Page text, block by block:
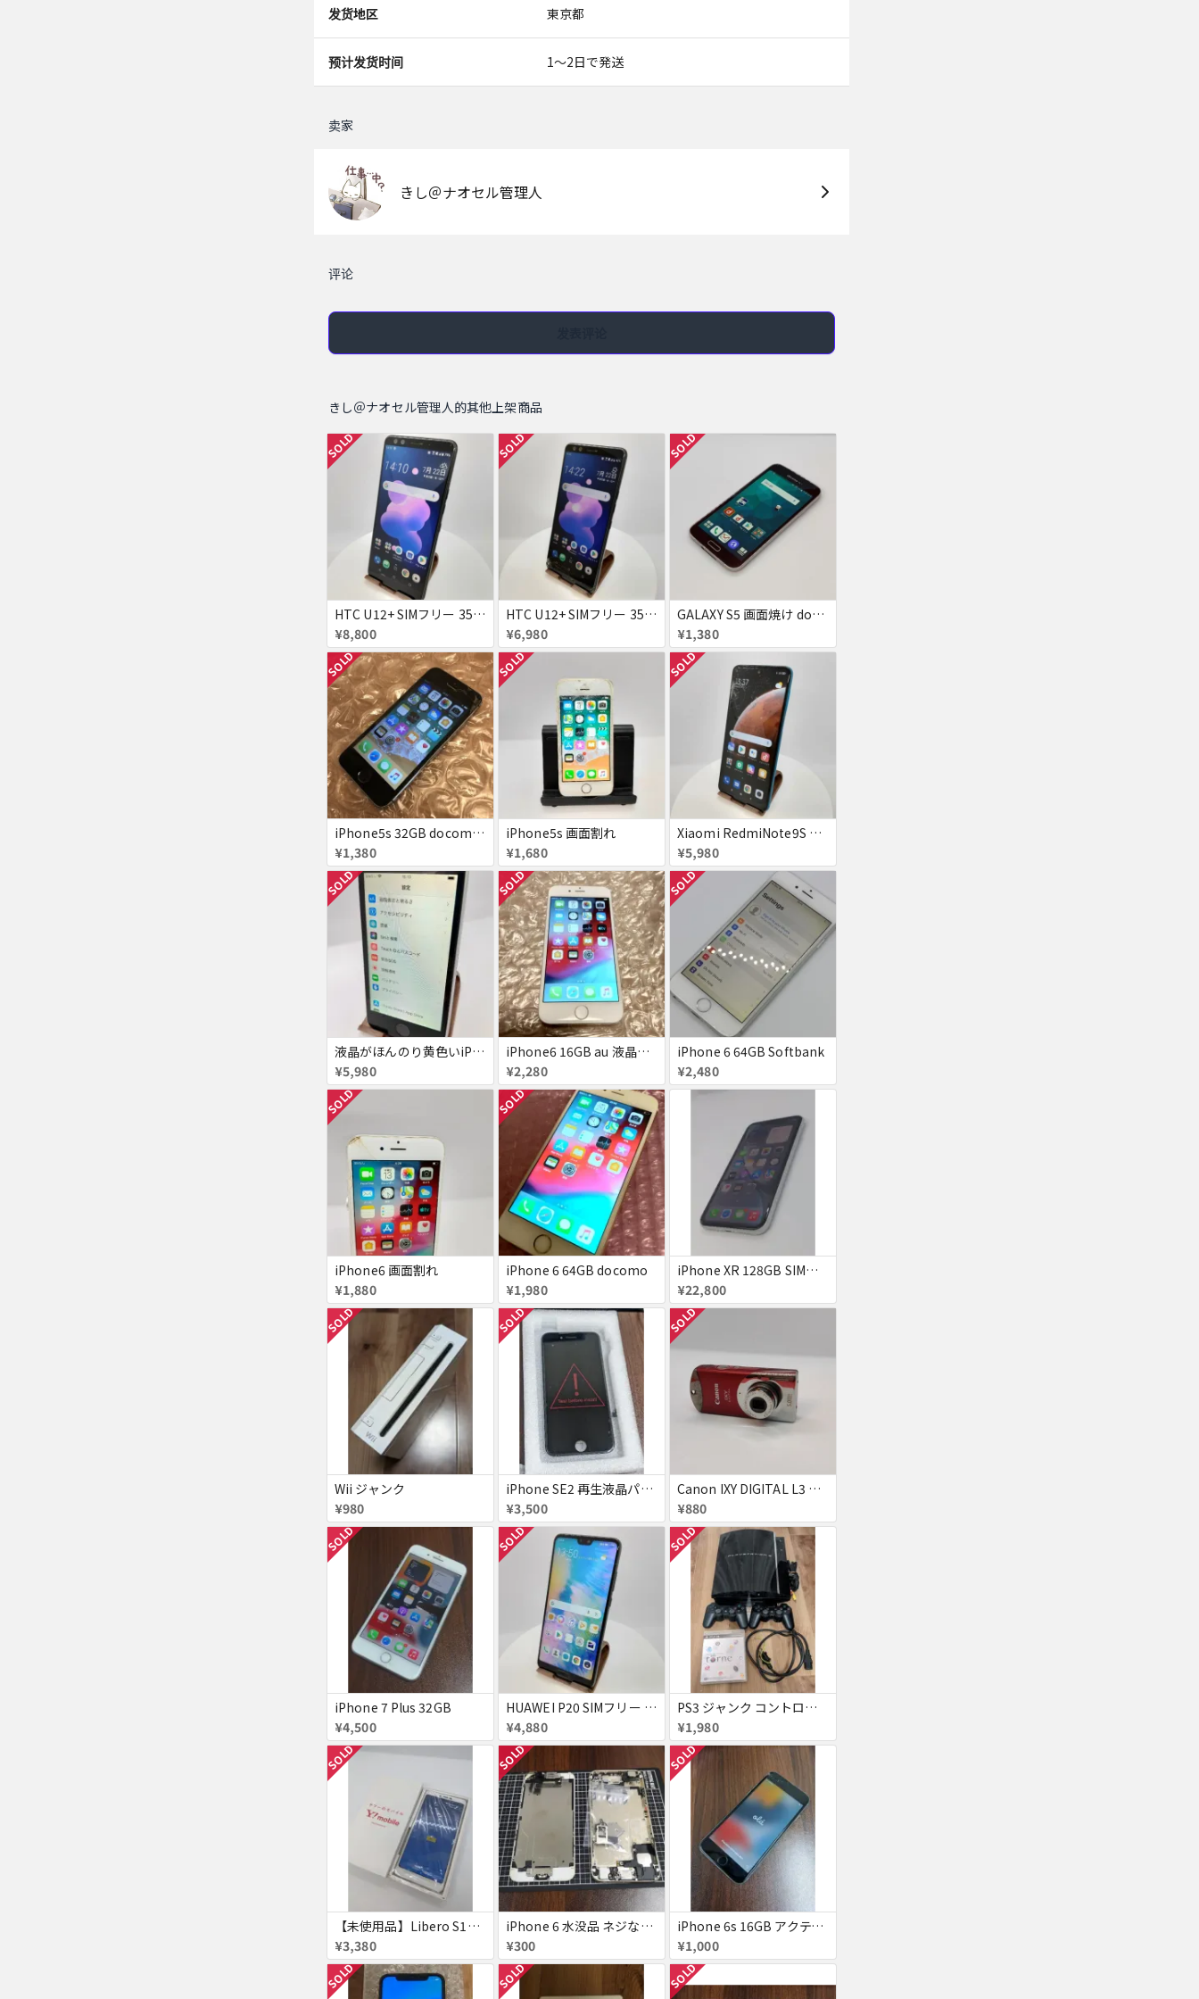
发货地区 東京都
预计发货时间 1〜2日で発送
卖家
きし＠ナオセル管理人
评论
きし＠ナオセル管理人的其他上架商品
SOLD
HTC U12+ SIMフリー 354395090093622
¥8,800
SOLD
HTC U12+ SIMフリー 354395090091634
¥6,980
SOLD
GALAXY S5 画面焼け docomo SC-04F
¥1,380
SOLD
iPhone5s 32GB docomo 画面割れ
¥1,380
SOLD
iPhone5s 画面割れ
¥1,680
SOLD
Xiaomi RedmiNote9S SIMフリー 863954040594602
¥5,980
SOLD
液晶がほんのり黄色いiPhone SE
¥5,980
SOLD
iPhone6 16GB au 液晶表示不良
¥2,280
SOLD
iPhone 6 64GB Softbank
¥2,480
SOLD
iPhone6 画面割れ
¥1,880
SOLD
iPhone 6 64GB docomo
¥1,980
iPhone XR 128GB SIMフリー
¥22,800
SOLD
Wii ジャンク
¥980
SOLD
iPhone SE2 再生液晶パネル 黒
¥3,500
SOLD
Canon IXY DIGITAL L3 ズームレンズ不良
¥880
SOLD
iPhone 7 Plus 32GB
¥4,500
SOLD
HUAWEI P20 SIMフリー 861197043272279
¥4,880
SOLD
PS3 ジャンク コントローラー付き
¥1,980
SOLD
【未使用品】Libero S10 Softbank
¥3,380
SOLD
iPhone 6 水没品 ネジなど部品取り用
¥300
SOLD
iPhone 6s 16GB アクティベーションロック
¥1,000
SOLD SOLD SOLD